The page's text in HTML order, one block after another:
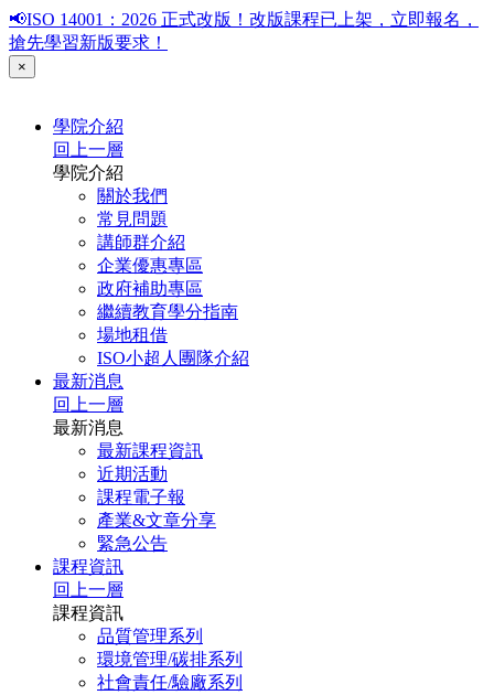
📢ISO 14001：2026 正式改版！改版課程已上架，立即報名，
搶先學習新版要求！
×
學院介紹
回上一層
學院介紹
關於我們
常見問題
講師群介紹
企業優惠專區
政府補助專區
繼續教育學分指南
場地租借
ISO小超人團隊介紹
最新消息
回上一層
最新消息
最新課程資訊
近期活動
課程電子報
產業&文章分享
緊急公告
課程資訊
回上一層
課程資訊
品質管理系列
環境管理/碳排系列
社會責任/驗廠系列